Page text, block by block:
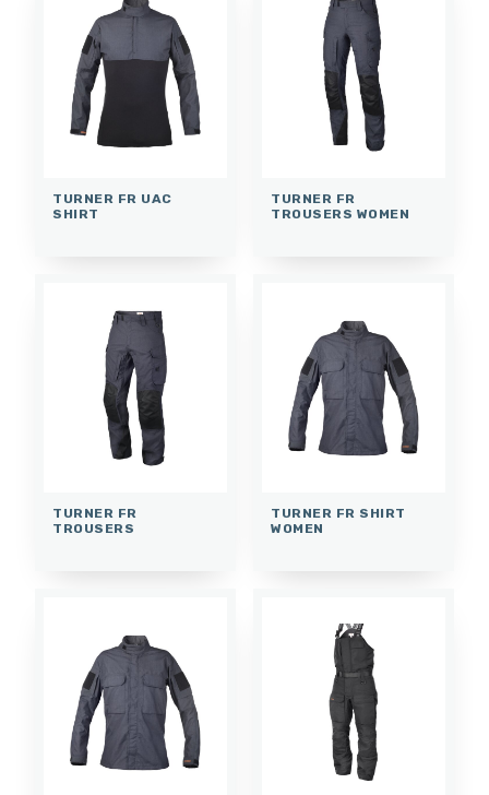
TURNER FR UAC
SHIRT
TURNER FR
TROUSERS WOMEN
TURNER FR
TROUSERS
TURNER FR SHIRT
WOMEN